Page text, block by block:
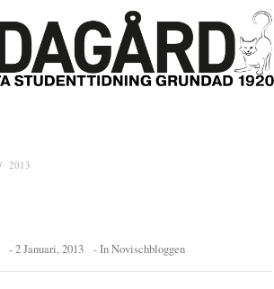
2013
-2 Januari, 2013 - InNovischbloggen